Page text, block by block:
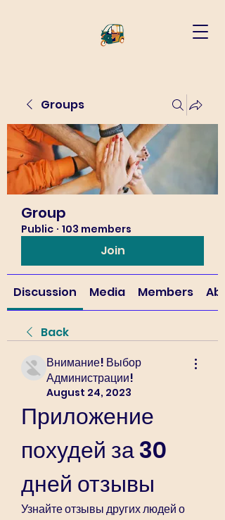
Groups
Group
Public · 103 members
Join
Discussion Media Members
Back
Внимание! Выбор
Администрации!
August 24, 2023
Приложение
похудей за 30
дней отзывы
Узнайте отзывы других людей о